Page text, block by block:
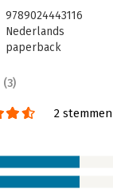
9789024443116
Nederlands
paperback
Boom
27-10-2021
(3)
2 stemmen